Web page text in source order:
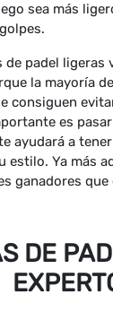
sea más
de padel ligeras
la mayoría
consiguen
es
ayudará a
estilo. Ya más
ganadores
DE